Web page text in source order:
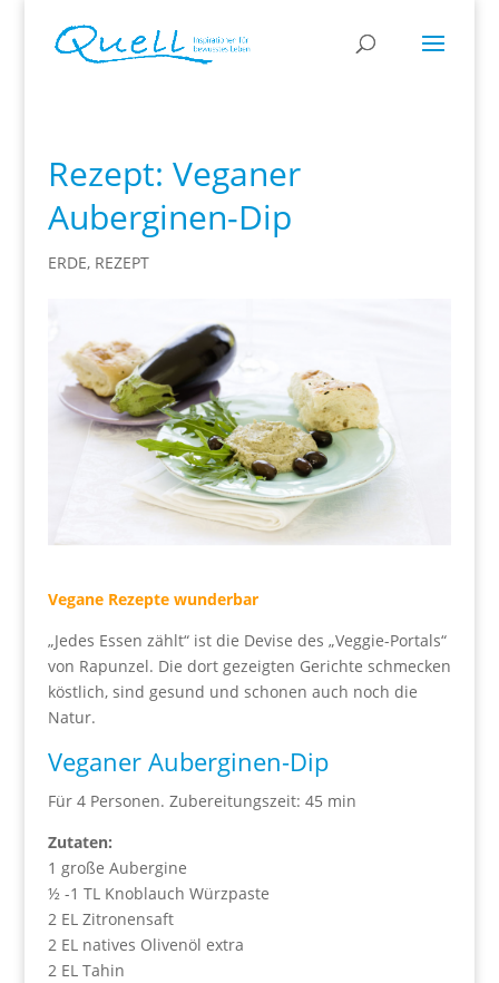
Rezept: Veganer
Auberginen-Dip
ERDE, REZEPT
Vegane Rezepte wunderbar
„Jedes Essen zählt“ ist die Devise des „Veggie-Portals“
von Rapunzel. Die dort gezeigten Gerichte schmecken
köstlich, sind gesund und schonen auch noch die
Natur.
Veganer Auberginen-Dip
Für 4 Personen. Zubereitungszeit: 45 min
Zutaten:
1 große Aubergine
½ -1 TL Knoblauch Würzpaste
2 EL Zitronensaft
2 EL natives Olivenöl extra
2 EL Tahin